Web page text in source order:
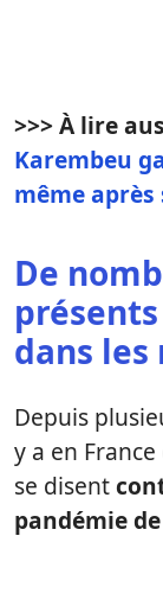
>>> À lire
Karembeu
même
De
dans les
Depuis
y a en
se disent
pandémie